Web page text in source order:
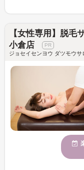
【女性専用】脱毛
小倉店
ジョセイセンヨウ ダツモウ